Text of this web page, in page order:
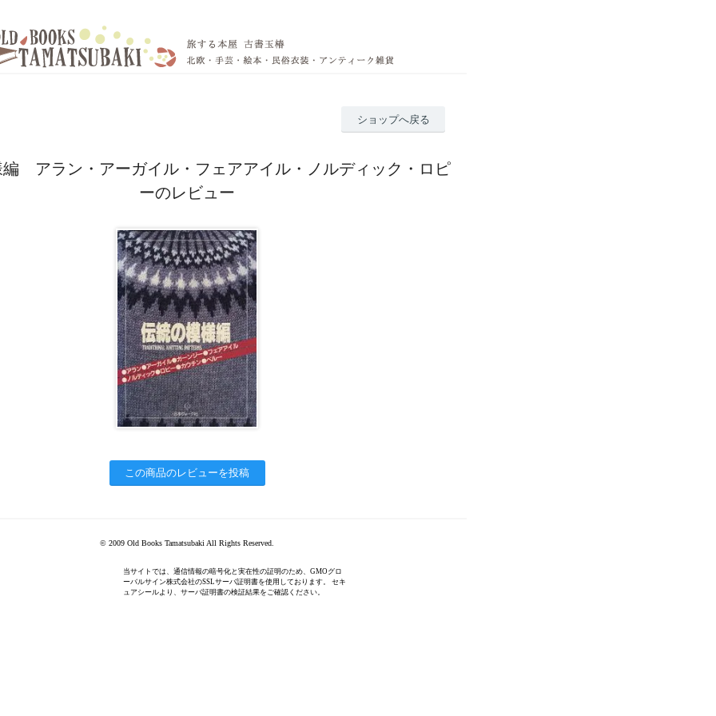
ショップへ戻る
編 アラン・アーガイル・フェアアイル・ノルディック・ロピ
ーのレビュー
この商品のレビューを投稿
© 2009 Old Books Tamatsubaki All Rights Reserved.
当サイトでは、通信情報の暗号化と実在性の証明のため、GMOグロ
ーバルサイン株式会社のSSLサーバ証明書を使用しております。 セキ
ュアシールより、サーバ証明書の検証結果をご確認ください。